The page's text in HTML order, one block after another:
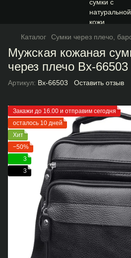
Каталог Сумки через плечо,
Мужская кожаная
через плечо Bx-66503
Артикул: Bx-66503 Оставить отзыв
Закажи до 16.00 и отправим сегодня
осталось 10 дней
Хит
−50%
3
3